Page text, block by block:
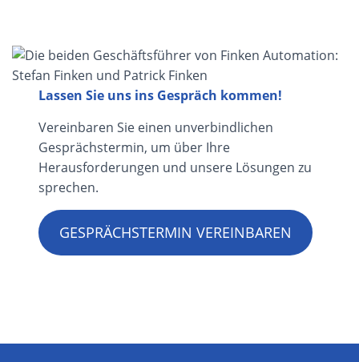
Lassen Sie uns ins Gespräch kommen!
Vereinbaren Sie einen unverbindlichen
Gesprächstermin, um über Ihre
Herausforderungen und unsere Lösungen zu
sprechen.
GESPRÄCHSTERMIN VEREINBAREN